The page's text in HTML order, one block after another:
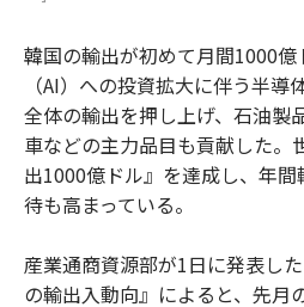
韓国の輸出が初めて月間1000
（AI）への投資拡大に伴う半
全体の輸出を押し上げ、石油製
車などの主力品目も貢献した。
出1000億ドル』を達成し、年
待も高まっている。
産業通商資源部が1日に発表し
の輸出入動向』によると、先月